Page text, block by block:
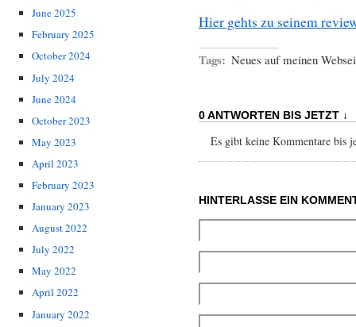
June 2025
February 2025
October 2024
July 2024
June 2024
October 2023
May 2023
April 2023
February 2023
January 2023
August 2022
July 2022
May 2022
April 2022
January 2022
Hier gehts zu seinem
Tags: Neues auf meinen
0 ANTWORTEN BIS JETZT ↓
Es gibt keine Kommentare bis
HINTERLASSE EIN